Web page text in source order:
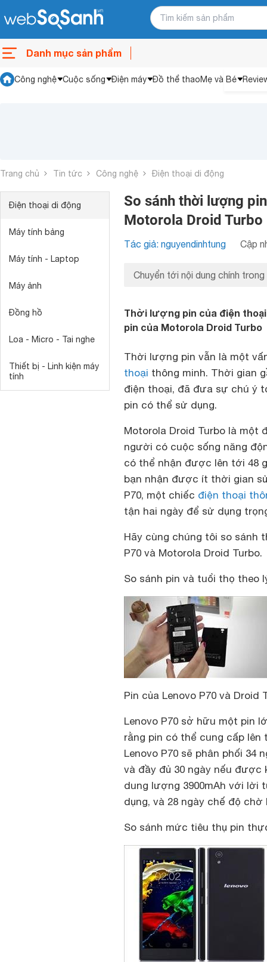
Danh mục sản phẩm
Công nghệ Cuộc sống Điện máy Đồ thể thaoMẹ và Bé
Trang chủ Tin tức Công nghệ Điện thoại di động
Điện thoại di động
Máy tính bảng
Máy tính - Laptop
Máy ảnh
Đồng hồ
Loa - Micro - Tai nghe
Thiết bị - Linh kiện máy
tính
So sánh thời lượng
Motorola Droid Turbo
Tác giả: nguyendinhtung Cập
Chuyển tới nội dung chính trong
Thời lượng pin của điện
pin của Motorola Droid Turbo
Thời lượng pin vẫn là một
thoại thông minh. Thời gian
điện thoại, đã đưa sự chú ý
pin có thể sử dụng.
Motorola Droid Turbo là một
người có cuộc sống năng
có thể nhận được lên tới 48
bạn nhận được ít thời gian
P70, một chiếc điện thoại
tận hai ngày để sử dụng
Hãy cùng chúng tôi so sánh
P70 và Motorola Droid Turbo.
So sánh pin và tuổi thọ theo
Pin của Lenovo P70 và Droid
Lenovo P70 sở hữu một pin
rằng pin có thể cung cấp
Lenovo P70 sẽ phân phối 34
và đầy đủ 30 ngày nếu được
dung lượng 3900mAh với lời
dụng, và 28 ngày chế độ
So sánh mức tiêu thụ pin